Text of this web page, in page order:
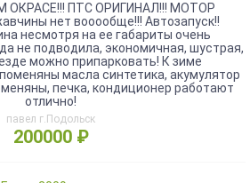
ОКРАСЕ!!! ПТС ОРИГИНАЛ!!! МОТОР
нет вооообще!!! Автозапуск!!
несмотря на ее габариты очень
не подводила, экономичная, шустрая,
можно припарковать! К зиме
масла синтетика, акумулятор
печка, кондиционер работают
отлично!
павел г.Подольск
200000 ₽